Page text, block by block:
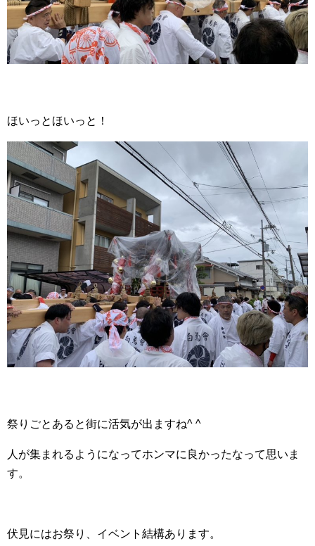
ほいっとほいっと！
祭りごとあると街に活気が出ますね^ ^
人が集まれるようになってホンマに良かったなって思いま
す。
伏見にはお祭り、イベント結構あります。